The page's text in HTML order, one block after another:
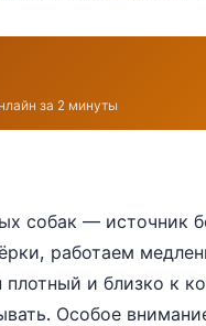
за 2 минуты
собак — источник
работаем
и близко к
Особое